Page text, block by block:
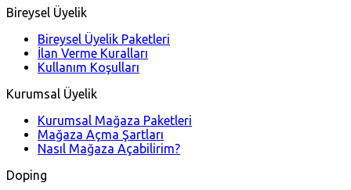
Bireysel Üyelik
Bireysel Üyelik Paketleri
İlan Verme Kuralları
Kullanım Koşulları
Kurumsal Üyelik
Kurumsal Mağaza Paketleri
Mağaza Açma Şartları
Nasıl Mağaza Açabilirim?
Doping